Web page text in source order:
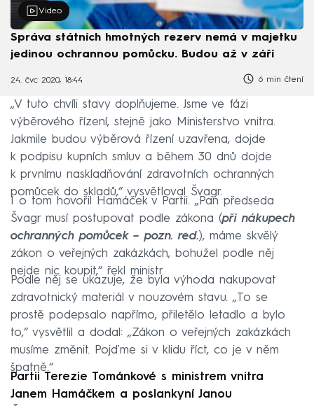
Video
Správa státních hmotných rezerv nemá v majetku
jedinou ochrannou pomůcku. Budou až v září
24. čvc 2020, 18:44 6 min čtení
„V tuto chvíli stavy doplňujeme. Jsme ve fázi
výběrového řízení, stejně jako Ministerstvo vnitra.
Jakmile budou výběrová řízení uzavřena, dojde
k podpisu kupních smluv a během 30 dnů dojde
k prvnímu naskladňování zdravotních ochranných
pomůcek do skladů,“ vysvětloval Švagr.
I o tom hovořil Hamáček v Partii. „Pan předseda
Švagr musí postupovat podle zákona (při nákupech
ochranných pomůcek – pozn. red.), máme skvělý
zákon o veřejných zakázkách, bohužel podle něj
nejde nic koupit,“ řekl ministr.
Podle něj se ukazuje, že byla výhoda nakupovat
zdravotnický materiál v nouzovém stavu. „To se
prostě podepsalo napřímo, přiletělo letadlo a bylo
to,“ vysvětlil a dodal: „Zákon o veřejných zakázkách
musíme změnit. Pojďme si v klidu říct, co je v něm
špatně.“
Partii Terezie Tománkové s ministrem vnitra
Janem Hamáčkem a poslankyní Janou